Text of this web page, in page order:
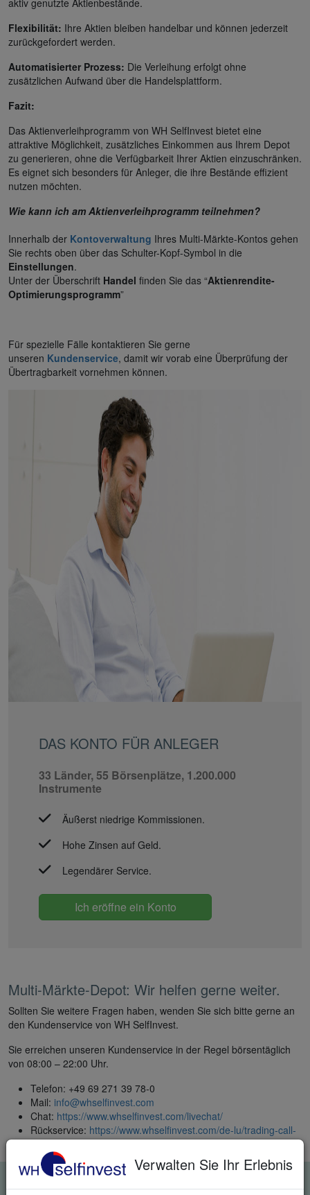
Flexibilität: Ihre Aktien bleiben handelbar und können jederzeit
zurückgefordert werden.
Automatisierter Prozess: Die Verleihung erfolgt ohne
zusätzlichen Aufwand über die Handelsplattform.
Fazit:
Das Aktienverleihprogramm von WH SelfInvest bietet eine
attraktive Möglichkeit, zusätzliches Einkommen aus Ihrem Depot
zu generieren, ohne die Verfügbarkeit Ihrer Aktien einzuschränken.
Es eignet sich besonders für Anleger, die ihre Bestände effizient
nutzen möchten.
Wie kann ich am Aktienverleihprogramm teilnehmen?
Innerhalb der Kontoverwaltung Ihres Multi-Märkte-Kontos gehen
Sie rechts oben über das Schulter-Kopf-Symbol in die
Einstellungen.
Unter der Überschrift Handel finden Sie das “Aktienrendite-
Optimierungsprogramm”
Für spezielle Fälle kontaktieren Sie gerne
unseren Kundenservice, damit wir vorab eine Überprüfung der
Übertragbarkeit vornehmen können.
DAS KONTO FÜR ANLEGER
33 Länder, 55 Börsenplätze, 1.200.000
Instrumente
Äußerst niedrige Kommissionen.
Hohe Zinsen auf Geld.
Legendärer Service.
Ich eröffne ein Konto
Multi-Märkte-Depot: Wir helfen gerne weiter.
Sollten Sie weitere Fragen haben, wenden Sie sich bitte gerne an
den Kundenservice von WH SelfInvest.
Sie erreichen unseren Kundenservice in der Regel börsentäglich
von 08:00 – 22:00 Uhr.
Telefon: +49 69 271 39 78-0
Mail: info@whselfinvest.com
Chat: https://www.whselfinvest.com/livechat/
Rückservice: https://www.whselfinvest.com/de-lu/trading-call-
me-ib
Verwalten Sie Ihr Erlebnis
KOSTENLOSE REAL-TIME